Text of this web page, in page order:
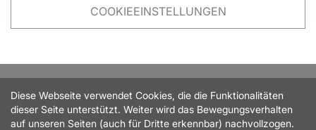
COOKIEEINSTELLUNGEN
Kontakt & Anfahrt
Diese Webseite verwendet Cookies, die die Funktionalitäten
dieser Seite unterstützt. Weiter wird das Bewegungsverhalten
auf unseren Seiten (auch für Dritte erkennbar) nachvollzogen.